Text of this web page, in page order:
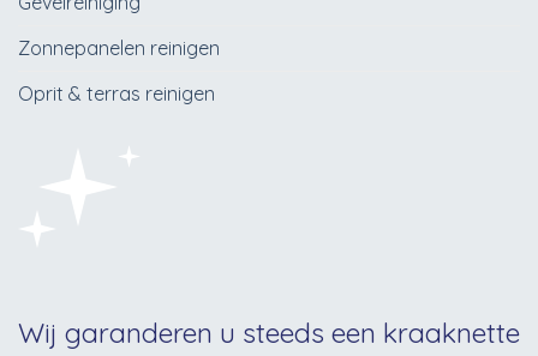
Zonnepanelen reinigen
Oprit & terras reinigen
Wij garanderen u steeds een kraaknette